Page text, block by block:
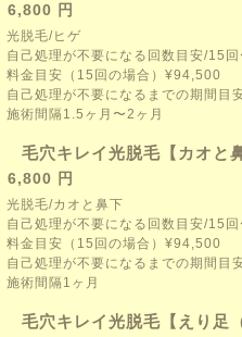
6,800 円
光脱毛/ヒゲ
自己処理が不要になる回数目安/15
料金目安（15回の場合）¥94,500
自己処理が不要になるまでの期間目
施術間隔1.5ヶ月〜2ヶ月
毛穴キレイ光脱毛【カオと
6,800 円
光脱毛/カオと鼻下
自己処理が不要になる回数目安/15
料金目安（15回の場合）¥94,500
自己処理が不要になるまでの期間目
施術間隔1ヶ月
毛穴キレイ光脱毛【えり足